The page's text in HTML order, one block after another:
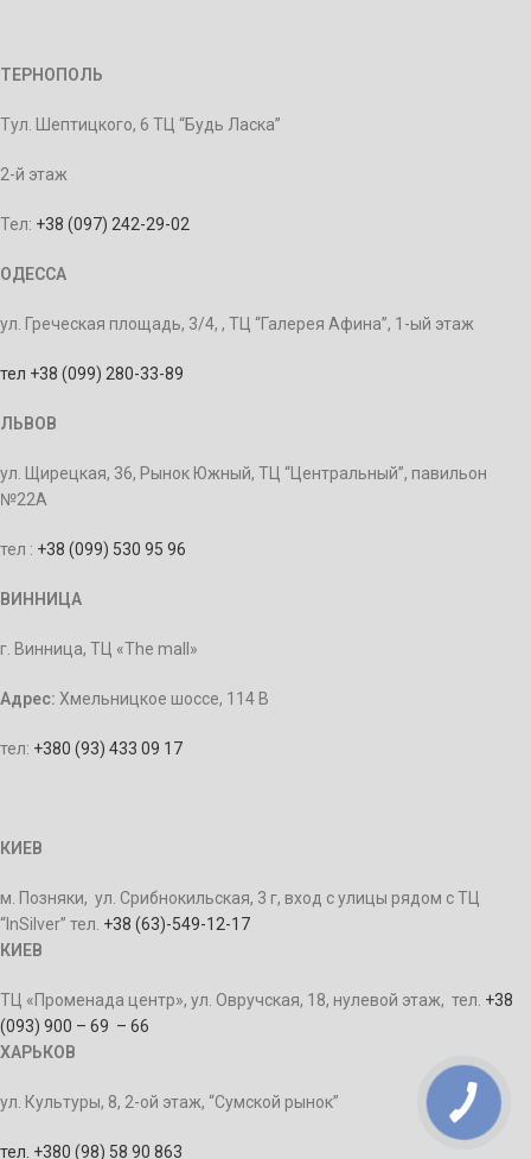
ТЕРНОПОЛЬ
Тул. Шептицкого, 6 ТЦ “Будь Ласка”
2-й этаж
Тел: +38 (097) 242-29-02
ОДЕССА
ул. Греческая площадь, 3/4, , ТЦ “Галерея Афина”, 1-ый этаж
тел +38 (099) 280-33-89
ЛЬВОВ
ул. Щирецкая, 36, Рынок Южный, ТЦ “Центральный”, павильон
№22А
тел : +38 (099) 530 95 96
ВИННИЦА
г. Винница, ТЦ «The mall»
Адрес: Хмельницкое шоссе, 114 В
тел: +380 (93) 433 09 17
КИЕВ
м. Позняки, ул. Срибнокильская, 3 г, вход с улицы рядом с ТЦ
“InSilver” тел. +38 (63)-549-12-17
КИЕВ
ТЦ «Променада центр», ул. Овручская, 18, нулевой этаж, тел. +38
(093) 900 – 69 – 66
ХАРЬКОВ
ул. Культуры, 8, 2-ой этаж, “Сумской рынок”
тел. +380 (98) 58 90 863